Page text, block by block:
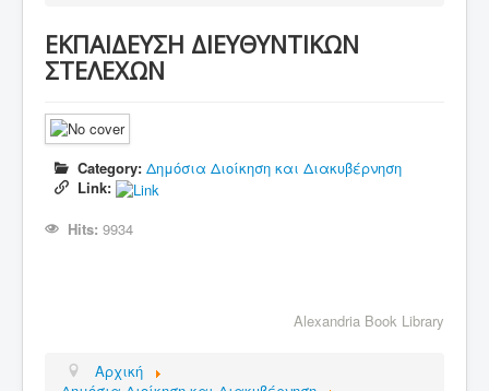
ΕΚΠΑΙΔΕΥΣΗ ΔΙΕΥΘΥΝΤΙΚΩΝ
ΣΤΕΛΕΧΩΝ
Category:Δημόσια Διοίκηση και Διακυβέρνηση
Link:
Hits:9934
Alexandria Book Library
Αρχική